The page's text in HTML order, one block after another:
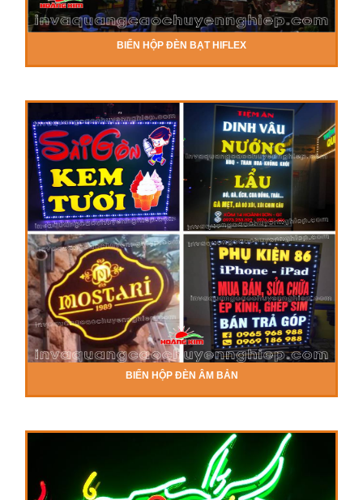
BIỂN HỘP ĐÈN BẠT HIFLEX
BIỂN HỘP ĐÈN ÂM BẢN